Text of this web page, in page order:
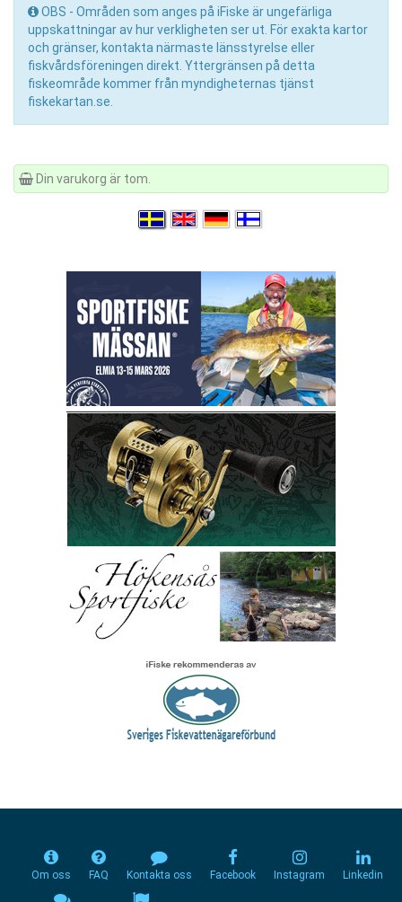
OBS - Områden som anges på iFiske är ungefärliga
uppskattningar av hur verkligheten ser ut. För exakta kartor
och gränser, kontakta närmaste länsstyrelse eller
fiskvårdsföreningen direkt. Yttergränsen på detta
fiskeområde kommer från myndigheternas tjänst
fiskekartan.se.
Din varukorg är tom.
Om oss FAQ Kontakta oss Facebook Instagram Linkedin